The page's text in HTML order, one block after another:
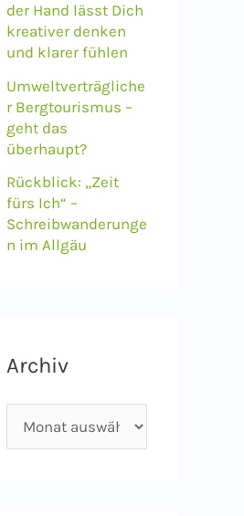
der Hand lässt Dich
kreativer denken
und klarer fühlen
Umweltverträgliche
r Bergtourismus –
geht das
überhaupt?
Rückblick: „Zeit
fürs Ich“ –
Schreibwanderunge
n im Allgäu
Archiv
r